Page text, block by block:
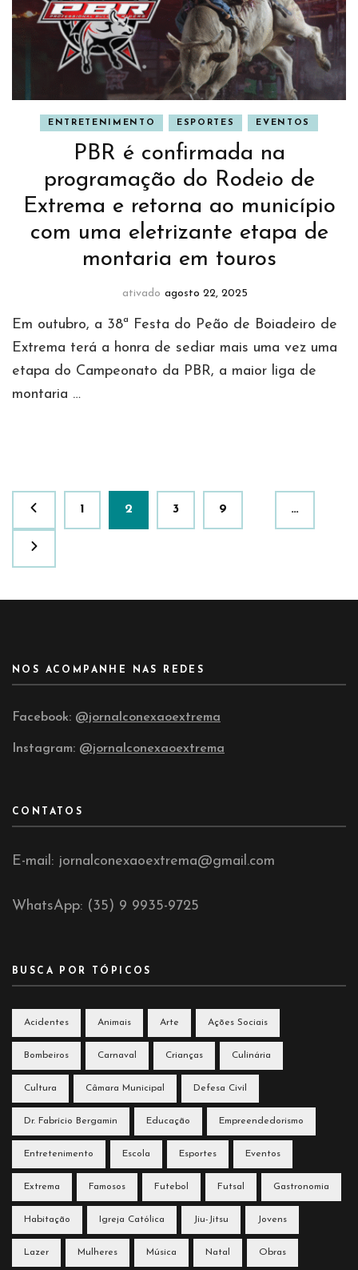
ENTRETENIMENTO ESPORTES EVENTOS
PBR é confirmada na
programação do Rodeio de
Extrema e retorna ao município
com uma eletrizante etapa de
montaria em touros
ativado agosto 22, 2025
Em outubro, a 38ª Festa do Peão de Boiadeiro de
Extrema terá a honra de sediar mais uma vez uma
etapa do Campeonato da PBR, a maior liga de
montaria …
Paginação
de
posts
Página
1 Página
2 Página
3 …
Página
9
NOS ACOMPANHE NAS REDES
Facebook: @jornalconexaoextrema
Instagram: @jornalconexaoextrema
CONTATOS
E-mail: jornalconexaoextrema@gmail.com
WhatsApp: (35) 9 9935-9725
BUSCA POR TÓPICOS
Acidentes Animais Arte Ações Sociais
Bombeiros Carnaval Crianças Culinária
Cultura Câmara Municipal Defesa Civil
Dr. Fabrício Bergamin Educação Empreendedorismo
Entretenimento Escola Esportes Eventos
Extrema Famosos Futebol Futsal Gastronomia
Habitação Igreja Católica Jiu-Jitsu Jovens
Lazer Mulheres Música Natal Obras